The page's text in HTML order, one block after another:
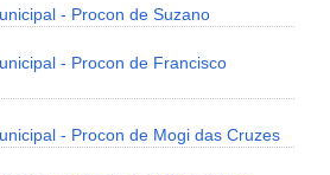
- Procon de Suzano
- Procon de Francisco
- Procon de Mogi das Cruzes